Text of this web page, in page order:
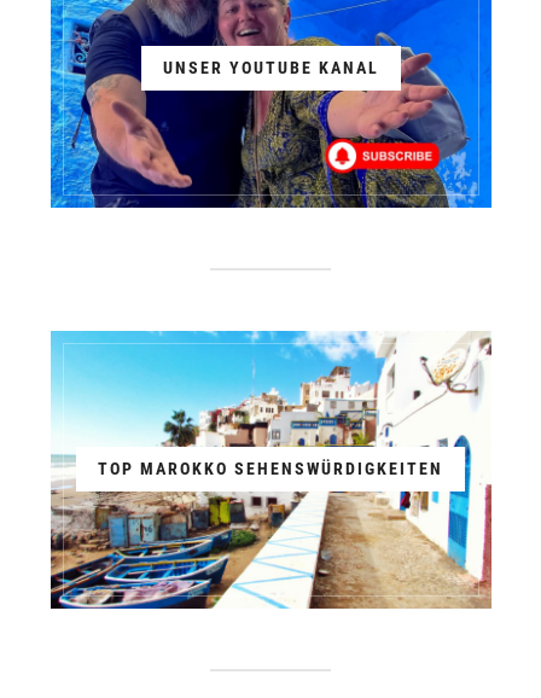
UNSER YOUTUBE KANAL
TOP MAROKKO SEHENSWÜRDIGKEITEN